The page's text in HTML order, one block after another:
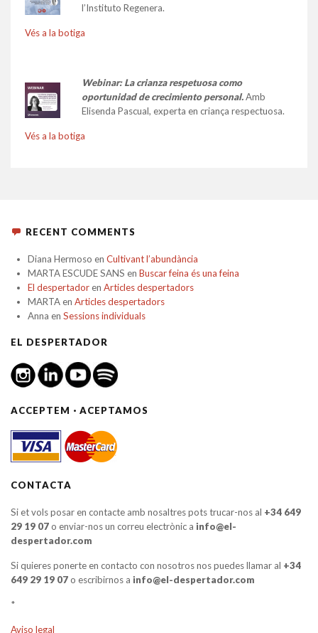
l’Instituto Regenera.
Vés a la botiga
Webinar: La crianza respetuosa como
oportunidad de crecimiento personal.Amb
Elisenda Pascual, experta en criança respectuosa.
Vés a la botiga
RECENT COMMENTS
Diana Hermoso en Cultivant l’abundància
MARTA ESCUDE SANS en Buscar feina és una feina
El despertadoren Articles despertadors
MARTAen Articles despertadors
Anna en Sessions individuals
EL DESPERTADOR
ACCEPTEM · ACEPTAMOS
CONTACTA
Si et vols posar en contacte amb nosaltres pots trucar-nos al +34 649
29 19 07o enviar-nos un correu electrònic a info@el-
despertador.com
Si quieres ponerte en contacto con nosotros nos puedes llamar al +34
649 29 19 07o escribirnos a info@el-despertador.com
*
Aviso legal